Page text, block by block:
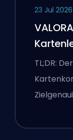
23 Jul 2026
TL;DR: